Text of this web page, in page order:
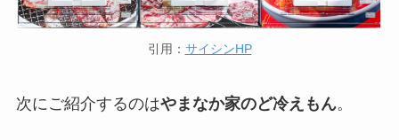
引用： サイシンHP
次にご紹介するのはやまなか家のど冷えもん。